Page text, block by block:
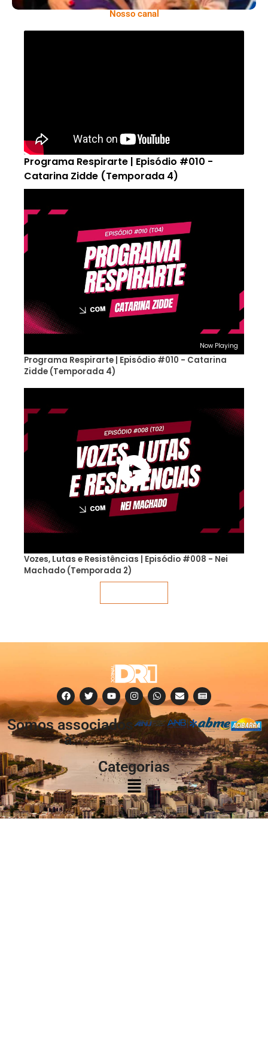
Nosso canal
Programa Respirarte | Episódio #010 -
Catarina Zidde (Temporada 4)
Now Playing
Programa Respirarte | Episódio #010 - Catarina
Zidde (Temporada 4)
Vozes, Lutas e Resistências | Episódio #008 - Nei
Machado (Temporada 2)
Somos associados
à:
Categorias